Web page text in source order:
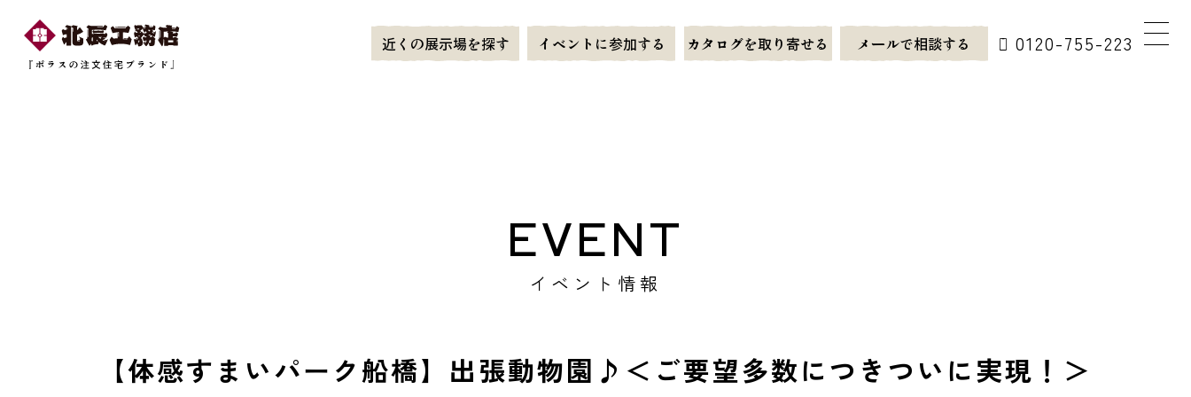
近くの展示場を探す イベントに参加する カタログを取り寄せる メールで相談する 0120-755-223
EVENT
イベント情報
【体感すまいパーク船橋】出張動物園♪＜ご要望多数につきついに実現！＞